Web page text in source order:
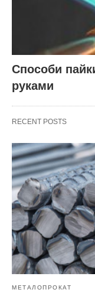
Способи
руками
RECENT POSTS
МЕТАЛОПРОКАТ